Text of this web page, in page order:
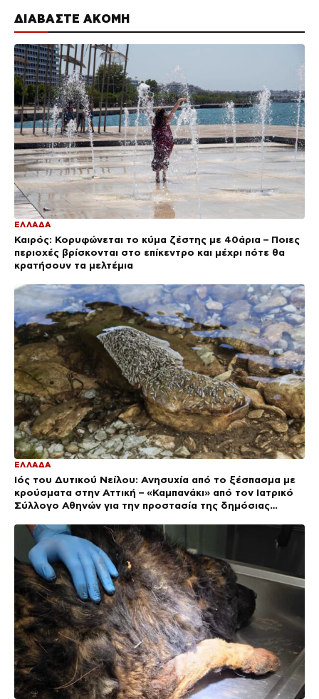
ΔΙΑΒΑΣΤΕ ΑΚΟΜΗ
ΕΛΛΑΔΑ
Καιρός: Κορυφώνεται το κύμα ζέστης με 40άρια – Ποιες
περιοχές βρίσκονται στο επίκεντρο και μέχρι πότε θα
κρατήσουν τα μελτέμια
ΕΛΛΑΔΑ
Ιός του Δυτικού Νείλου: Ανησυχία από το ξέσπασμα με
κρούσματα στην Αττική – «Καμπανάκι» από τον Ιατρικό
Σύλλογο Αθηνών για την προστασία της δημόσιας